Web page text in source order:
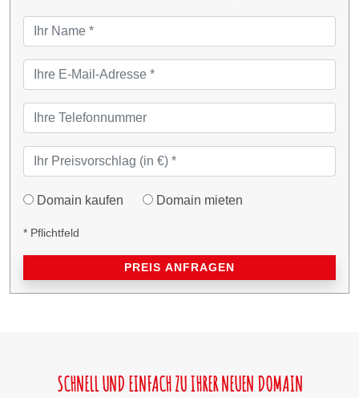
Domain kaufen Domain mieten
* Pflichtfeld
PREIS ANFRAGEN
SCHNELL UND EINFACH ZU IHRER NEUEN DOMAIN